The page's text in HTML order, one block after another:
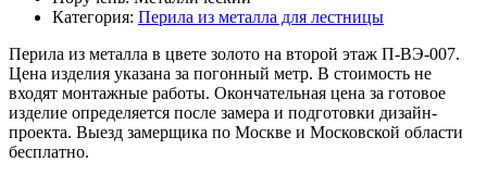
Категория: Перила из металла для лестницы
Перила из металла в цвете золото на второй этаж П-ВЭ-007.
Цена изделия указана за погонный метр. В стоимость не
входят монтажные работы. Окончательная цена за готовое
изделие определяется после замера и подготовки дизайн-
проекта. Выезд замерщика по Москве и Московской области
бесплатно.